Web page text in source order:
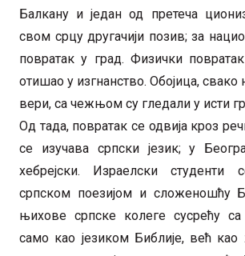
Балкану и један од претеча
свом срцу другачији позив; за
повратак у град. Физички
отишао у изгнанство. Обојица, свако
вери, са чежњом су гледали у исти
Од тада, повратак се одвија кроз
се изучава српски језик; у
хебрејски. Израелски студенти
српском поезијом и сложеношћу
њихове српске колеге сусрећу
само као језиком Библије, већ